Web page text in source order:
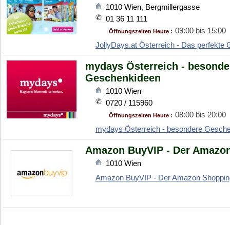
1010 Wien, Bergmillergasse
01 36 11 111
Öffnungszeiten Heute : 09:00 bis 15:00
JollyDays.at Österreich - Das perfekte
mydays Österreich -
Geschenkideen
1010 Wien
0720 / 115960
Öffnungszeiten Heute : 08:00 bis 20:00
mydays Österreich - besondere
Amazon BuyVIP - Der
1010 Wien
Amazon BuyVIP - Der Amazon